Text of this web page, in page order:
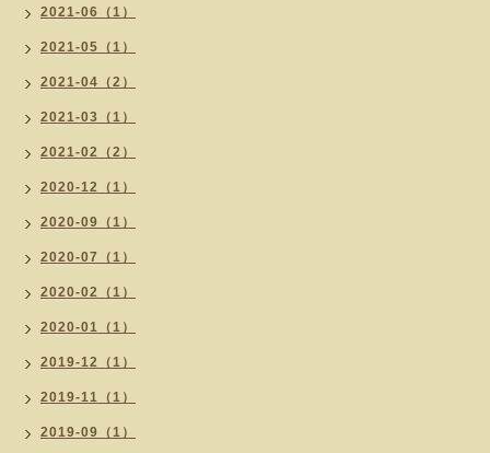
2021-06（1）
2021-05（1）
2021-04（2）
2021-03（1）
2021-02（2）
2020-12（1）
2020-09（1）
2020-07（1）
2020-02（1）
2020-01（1）
2019-12（1）
2019-11（1）
2019-09（1）